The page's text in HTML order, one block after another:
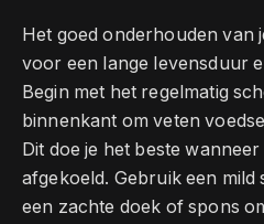
Het goed onderhouden van
voor een lange levensduur
Begin met het regelmatig
binnenkant om veten
Dit doe je het beste
afgekoeld. Gebruik een mild
een zachte doek of spons